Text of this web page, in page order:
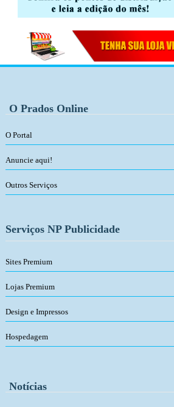
O Prados Online
O Portal
Anuncie aqui!
Outros Serviços
Serviços NP Publicidade
Sites Premium
Lojas Premium
Design e Impressos
Hospedagem
Notícias